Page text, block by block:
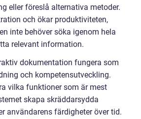
eller föreslå alternativa metoder.
och ökar produktiviteten,
inte behöver söka igenom hela
relevant information.
dokumentation fungera som
och kompetensutveckling.
vilka funktioner som är mest
skapa skräddarsydda
användarens färdigheter över tid.